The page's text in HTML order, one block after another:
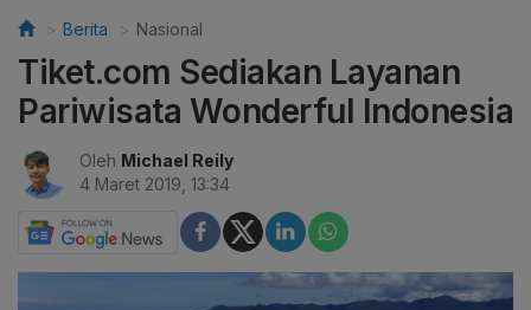
Berita Nasional
Tiket.com Sediakan Layanan
Pariwisata Wonderful Indonesia
Oleh Michael Reily
4 Maret 2019, 13:34